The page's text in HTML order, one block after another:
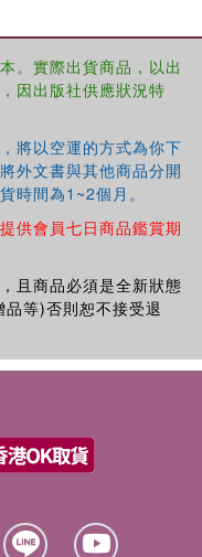
to support
actions, this is
and head teachers
and positive
completely free
plans, slides
of sessions for
The package
evaluation and
that will really bring
in a school, and
。實際出貨商品，以出
因出版社供應狀況特
將以空運的方式為你下
外文書與其他商品分開
時間為1~2個月。
提供會員七日商品鑑賞期
且商品必須是全新狀態
等)否則恕不接受退